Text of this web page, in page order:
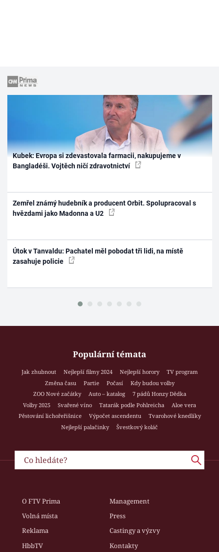
Kubek: Evropa si zdevastovala farmacii, nakupujeme v
Bangladéši. Vojtěch ničí zdravotnictví
Zemřel známý hudebník a producent Orbit. Spolupracoval s
hvězdami jako Madonna a U2
Útok v Tanvaldu: Pachatel měl pobodat tři lidi, na místě
zasahuje policie
Populární témata
Jak zhubnout Nejlepší filmy 2024 Nejlepší horory
TV program
Změna času
Partie Počasí
Kdy budou volby
ZOO Nové začátky
Auto – katalog
7 pádů Honzy Dědka
Volby 2025
Svařené víno Tatarák podle Pohlreicha
Aloe vera
Pěstování lichořeřišnice
Výpočet ascendentu
Tvarohové knedlíky
Nejlepší palačinky
Švestkový koláč
O FTV Prima
Management
Volná místa
Press
Reklama
Castingy a výzvy
HbbTV
Kontakty